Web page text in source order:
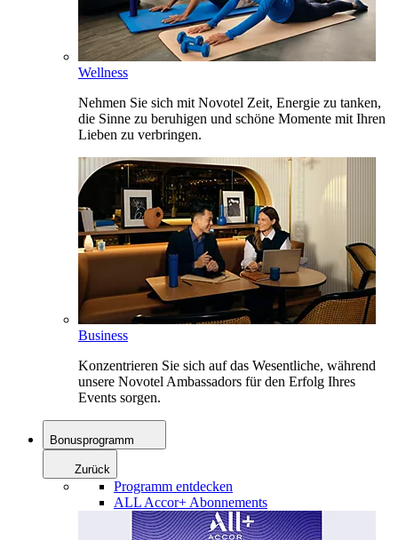
Wellness
Nehmen Sie sich mit Novotel Zeit, Energie zu tanken,
die Sinne zu beruhigen und schöne Momente mit Ihren
Lieben zu verbringen.
Business
Konzentrieren Sie sich auf das Wesentliche, während
unsere Novotel Ambassadors für den Erfolg Ihres
Events sorgen.
Bonusprogramm
Zurück
Programm entdecken
ALL Accor+ Abonnements